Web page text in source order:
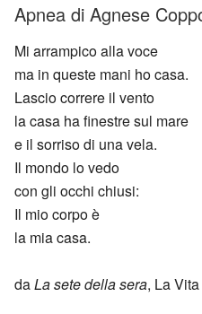
Apnea di Agnese
Mi arrampico alla voce
ma in queste mani ho casa.
Lascio correre il vento
la casa ha finestre sul mare
e il sorriso di una vela.
Il mondo lo vedo
con gli occhi chiusi:
Il mio corpo è
la mia casa.
daLa sete della sera, La